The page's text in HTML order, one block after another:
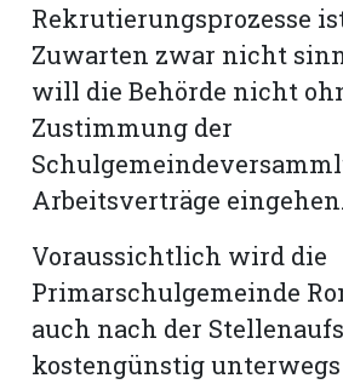
Rekrutierungsprozesse
Zuwarten zwar nicht
will die Behörde nicht
Zustimmung der
Arbeitsverträge eingehen.
Voraussichtlich wird die
Primarschulgemeinde
auch nach der
kostengünstig